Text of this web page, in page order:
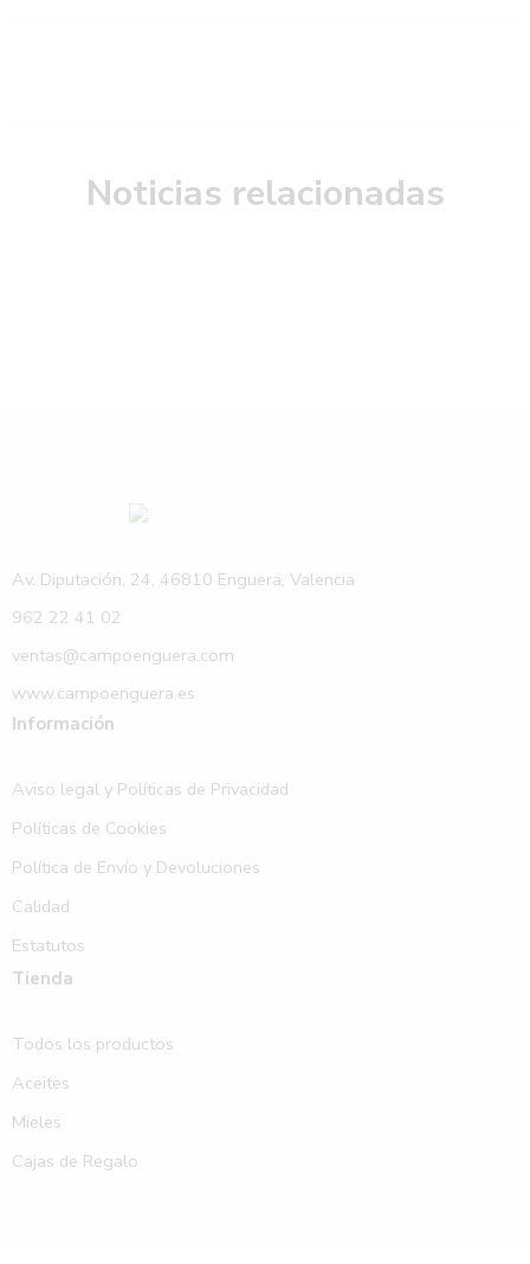
Noticias relacionadas
Av. Diputación, 24, 46810 Enguera, Valencia
962 22 41 02
ventas@campoenguera.com
www.campoenguera.es
Información
Aviso legal y Políticas de Privacidad
Políticas de Cookies
Política de Envío y Devoluciones
Calidad
Estatutos
Tienda
Todos los productos
Aceites
Mieles
Cajas de Regalo